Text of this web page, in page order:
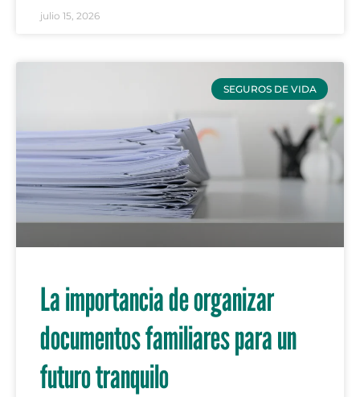
julio 15, 2026
SEGUROS DE VIDA
La importancia de organizar
documentos familiares para un
futuro tranquilo